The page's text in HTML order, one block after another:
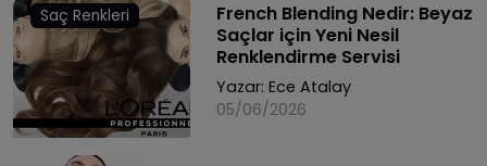
Saç Renkleri
French Blending Nedir: Beyaz
Saçlar için Yeni Nesil
Renklendirme Servisi
Yazar: Ece Atalay
05/06/2026